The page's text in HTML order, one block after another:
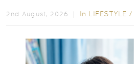
2nd August, 2026 ｜ In LIFESTYLE /